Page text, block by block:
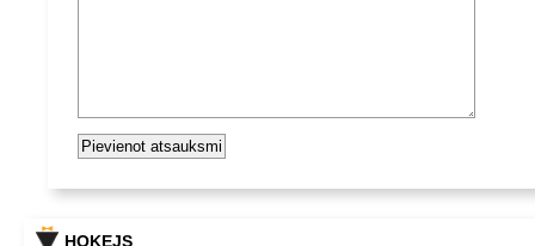
HOKEJS